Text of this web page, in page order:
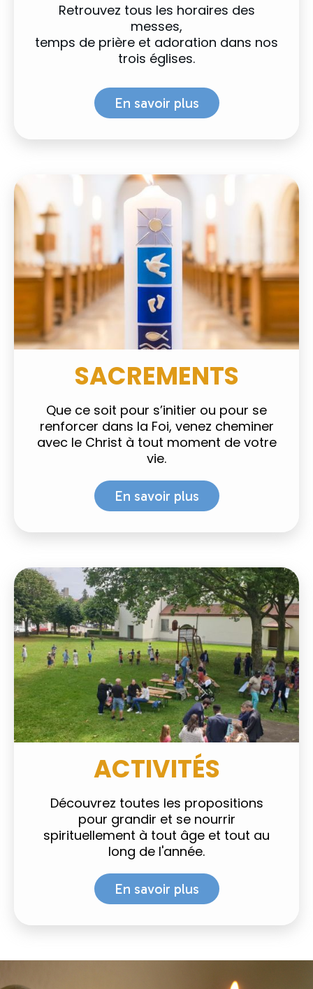
Retrouvez tous les horaires des
messes,
temps de prière et adoration dans nos
trois églises.
En savoir plus
SACREMENTS
Que ce soit pour s’initier ou pour se
renforcer dans la Foi, venez cheminer
avec le Christ à tout moment de votre
vie.
En savoir plus
ACTIVITÉS
Découvrez toutes les propositions
pour grandir et se nourrir
spirituellement à tout âge et tout au
long de l'année.
En savoir plus